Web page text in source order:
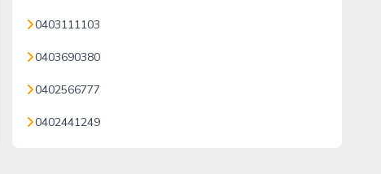
0403111103
0403690380
0402566777
0402441249